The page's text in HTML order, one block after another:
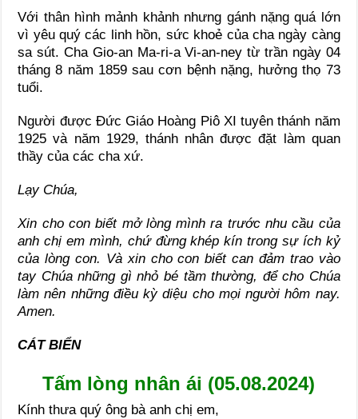
Với thân hình mảnh khảnh nhưng gánh nặng quá lớn
vì yêu quý các linh hồn, sức khoẻ của cha ngày càng
sa sút. Cha Gio-an Ma-ri-a Vi-an-ney từ trần ngày 04
tháng 8 năm 1859 sau cơn bệnh nặng, hưởng thọ 73
tuổi.
Người được Ðức Giáo Hoàng Piô XI tuyên thánh năm
1925 và năm 1929, thánh nhân được đặt làm quan
thầy của các cha xứ.
Lạy Chúa,
Xin cho con biết mở lòng mình ra trước nhu cầu của
anh chị em mình, chứ đừng khép kín trong sự ích kỷ
của lòng con. Và xin cho con biết can đảm trao vào
tay Chúa những gì nhỏ bé tầm thường, để cho Chúa
làm nên những điều kỳ diệu cho mọi người hôm nay.
Amen.
CÁT BIỂN
Tấm lòng nhân ái (05.08.2024)
Kính thưa quý ông bà anh chị em,